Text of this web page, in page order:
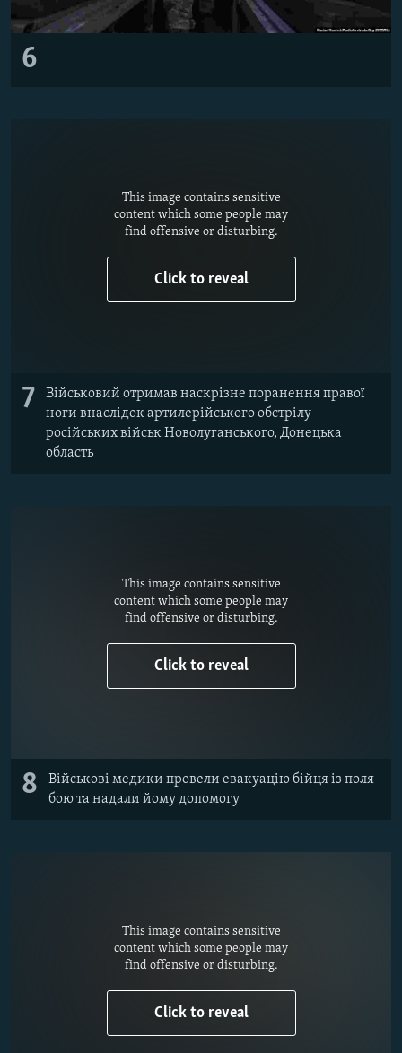
6
This image contains sensitive
content which some people may
find offensive or disturbing.
Click to reveal
7
Військовий отримав наскрізне поранення правої
ноги внаслідок артилерійського обстрілу
російських військ Новолуганського, Донецька
область
This image contains sensitive
content which some people may
find offensive or disturbing.
Click to reveal
8
Військові медики провели евакуацію бійця із поля
бою та надали йому допомогу
This image contains sensitive
content which some people may
find offensive or disturbing.
Click to reveal